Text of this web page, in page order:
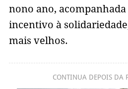
nono ano, acompanhada
incentivo à
mais velhos.
CONTINUA DEPOIS DA